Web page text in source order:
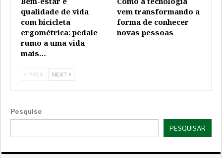
qualidade de vida
com bicicleta
ergométrica: pedale
rumo a uma vida
mais…
vem transformando a
forma de conhecer
novas pessoas
PREV NEXT
Pesquise
PESQUISAR